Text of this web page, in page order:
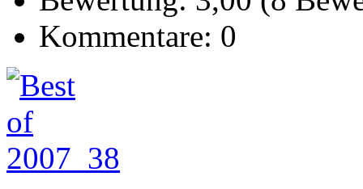
Kommentare: 0